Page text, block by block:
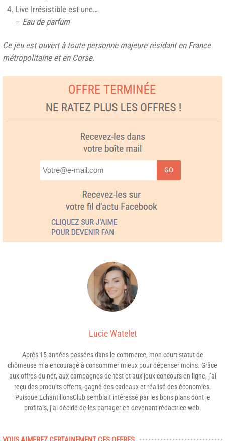
Live Irrésistible est une…
– Eau de parfum
Ce jeu est ouvert à toute personne majeure résidant en France
métropolitaine et en Corse.
GO
Lucie Watelet
Après 15 années passées dans le commerce, mon court statut de
chômeuse m’a encouragé à consommer mieux pour dépenser moins. Grâce
aux offres du net, aux campagnes de test et aux jeux-concours en ligne, j’ai
reçu des produits offerts, gagné des cadeaux et réalisé des économies.
Puisque EchantillonsClub semblait intéressé par les bons plans dont je
profitais, j’ai décidé de les partager en devenant rédactrice web.